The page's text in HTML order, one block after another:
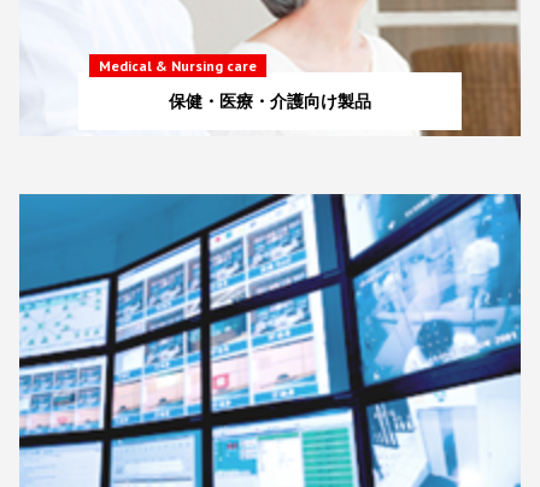
Medical & Nursing care
保健・医療・介護向け製品